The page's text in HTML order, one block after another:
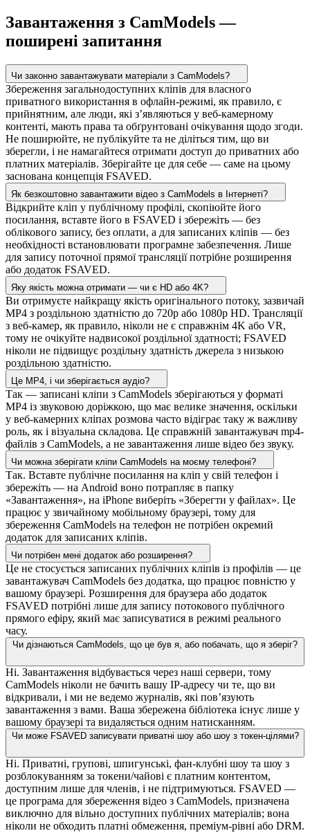
Завантаження з CamModels —
поширені запитання
Чи законно завантажувати матеріали з CamModels?
Збереження загальнодоступних кліпів для власного
приватного використання в офлайн-режимі, як правило, є
прийнятним, але люди, які з’являються у веб-камерному
контенті, мають права та обґрунтовані очікування щодо згоди.
Не поширюйте, не публікуйте та не діліться тим, що ви
зберегли, і не намагайтеся отримати доступ до приватних або
платних матеріалів. Зберігайте це для себе — саме на цьому
заснована концепція FSAVED.
Як безкоштовно завантажити відео з CamModels в Інтернеті?
Відкрийте кліп у публічному профілі, скопіюйте його
посилання, вставте його в FSAVED і збережіть — без
облікового запису, без оплати, а для записаних кліпів — без
необхідності встановлювати програмне забезпечення. Лише
для запису поточної прямої трансляції потрібне розширення
або додаток FSAVED.
Яку якість можна отримати — чи є HD або 4K?
Ви отримуєте найкращу якість оригінального потоку, зазвичай
MP4 з роздільною здатністю до 720p або 1080p HD. Трансляції
з веб-камер, як правило, ніколи не є справжнім 4K або VR,
тому не очікуйте надвисокої роздільної здатності; FSAVED
ніколи не підвищує роздільну здатність джерела з низькою
роздільною здатністю.
Це MP4, і чи зберігається аудіо?
Так — записані кліпи з CamModels зберігаються у форматі
MP4 із звуковою доріжкою, що має велике значення, оскільки
у веб-камерних кліпах розмова часто відіграє таку ж важливу
роль, як і візуальна складова. Це справжній завантажувач mp4-
файлів з CamModels, а не завантаження лише відео без звуку.
Чи можна зберігати кліпи CamModels на моєму телефоні?
Так. Вставте публічне посилання на кліп у свій телефон і
збережіть — на Android воно потрапляє в папку
«Завантаження», на iPhone виберіть «Зберегти у файлах». Це
працює у звичайному мобільному браузері, тому для
збереження CamModels на телефон не потрібен окремий
додаток для записаних кліпів.
Чи потрібен мені додаток або розширення?
Це не стосується записаних публічних кліпів із профілів — це
завантажувач CamModels без додатка, що працює повністю у
вашому браузері. Розширення для браузера або додаток
FSAVED потрібні лише для запису потокового публічного
прямого ефіру, який має записуватися в режимі реального
часу.
Чи дізнаються CamModels, що це був я, або побачать, що я зберіг?
Ні. Завантаження відбувається через наші сервери, тому
CamModels ніколи не бачить вашу IP-адресу чи те, що ви
відкривали, і ми не ведемо журналів, які пов’язують
завантаження з вами. Ваша збережена бібліотека існує лише у
вашому браузері та видаляється одним натисканням.
Чи може FSAVED записувати приватні шоу або шоу з токен-цілями?
Ні. Приватні, групові, шпигунські, фан-клубні шоу та шоу з
розблокуванням за токени/чайові є платним контентом,
доступним лише для членів, і не підтримуються. FSAVED —
це програма для збереження відео з CamModels, призначена
виключно для вільно доступних публічних матеріалів; вона
ніколи не обходить платні обмеження, преміум-рівні або DRM.